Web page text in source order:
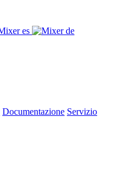
Documentazione Servizio